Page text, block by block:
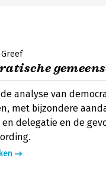
Greef
analyse van
met bijzondere
delegatie en de